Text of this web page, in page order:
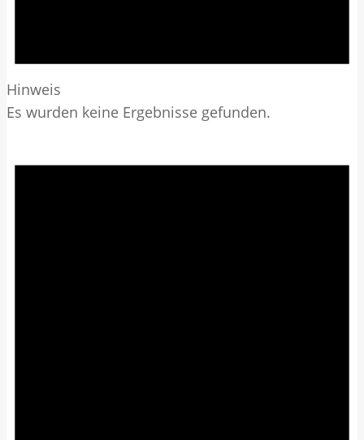
Hinweis
Es wurden keine Ergebnisse gefunden.